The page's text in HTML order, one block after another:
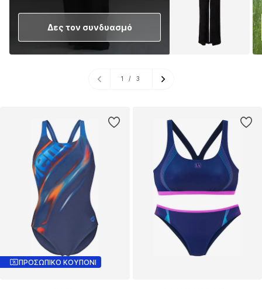
ΠΡΟΣΩΠΙΚΟ ΚΟΥΠΟΝΙ
Δες τον συνδυασμό
1 / 3